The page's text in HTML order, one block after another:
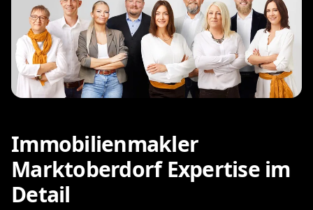
Immobilienmakler
Marktoberdorf Expertise im
Detail